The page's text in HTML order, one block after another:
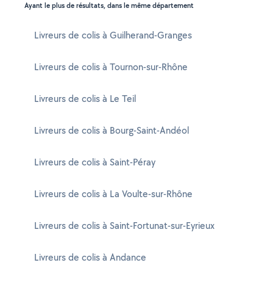
Ayant le plus de résultats, dans le même département
Livreurs de colis à Guilherand-Granges
Livreurs de colis à Tournon-sur-Rhône
Livreurs de colis à Le Teil
Livreurs de colis à Bourg-Saint-Andéol
Livreurs de colis à Saint-Péray
Livreurs de colis à La Voulte-sur-Rhône
Livreurs de colis à Saint-Fortunat-sur-Eyrieux
Livreurs de colis à Andance